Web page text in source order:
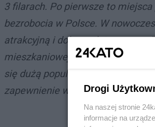
3 filarach. Po pierwsze to
bezrobocia w Polsce. W
atrakcyjną i dobrze płatną
mieszkaniowej – m.in. poprzez
się dużą popularnością programu
zapewnienie wysokiej jakości
Drogi
Na naszej stronie
informacje na